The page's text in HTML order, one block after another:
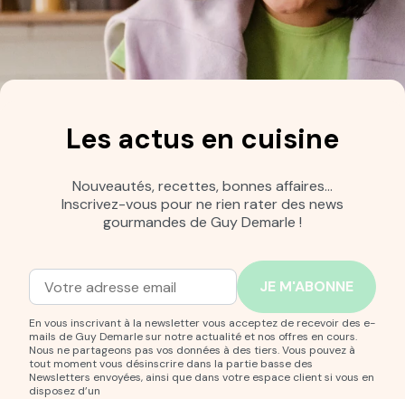
Les actus en cuisine
Nouveautés, recettes, bonnes affaires…
Inscrivez-vous pour ne rien rater des news
gourmandes de Guy Demarle !
Adresse mail
Entrez votre adresse mail pour vous abonner à notre
En vous inscrivant à la newsletter vous acceptez de recevoir des e-
mails de Guy Demarle sur notre actualité et nos offres en cours.
Nous ne partageons pas vos données à des tiers. Vous pouvez à
tout moment vous désinscrire dans la partie basse des
Newsletters envoyées, ainsi que dans votre espace client si vous en
disposez d’un